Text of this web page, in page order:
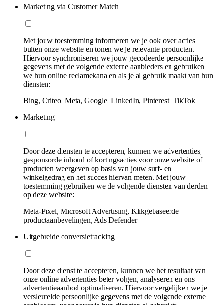
Marketing via Customer Match
Met jouw toestemming informeren we je ook over acties
buiten onze website en tonen we je relevante producten.
Hiervoor synchroniseren we jouw gecodeerde persoonlijke
gegevens met de volgende externe aanbieders en gebruiken
we hun online reclamekanalen als je al gebruik maakt van hun
diensten:
Bing, Criteo, Meta, Google, LinkedIn, Pinterest, TikTok
Marketing
Door deze diensten te accepteren, kunnen we advertenties,
gesponsorde inhoud of kortingsacties voor onze website of
producten weergeven op basis van jouw surf- en
winkelgedrag en het succes hiervan meten. Met jouw
toestemming gebruiken we de volgende diensten van derden
op deze website:
Meta-Pixel, Microsoft Advertising, Klikgebaseerde
productaanbevelingen, Ads Defender
Uitgebreide conversietracking
Door deze dienst te accepteren, kunnen we het resultaat van
onze online advertenties beter volgen, analyseren en ons
advertentieaanbod optimaliseren. Hiervoor vergelijken we je
versleutelde persoonlijke gegevens met de volgende externe